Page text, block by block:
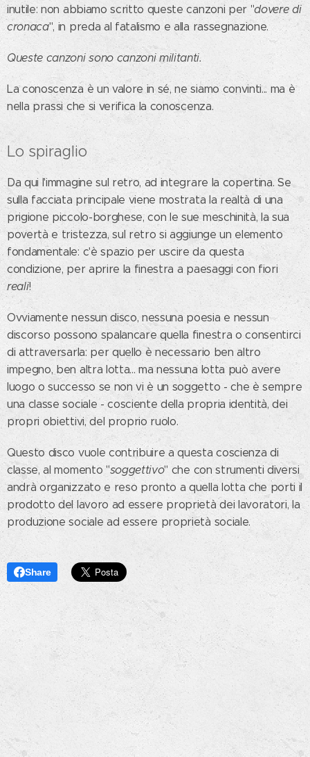
inutile: non abbiamo scritto queste canzoni per "dovere di
cronaca", in preda al fatalismo e alla rassegnazione.
Queste canzoni sono canzoni militanti.
La conoscenza è un valore in sé, ne siamo convinti... ma è
nella prassi che si verifica la conoscenza.
Lo spiraglio
Da qui l'immagine sul retro, ad integrare la copertina. Se
sulla facciata principale viene mostrata la realtà di una
prigione piccolo-borghese, con le sue meschinità, la sua
povertà e tristezza, sul retro si aggiunge un elemento
fondamentale: c'è spazio per uscire da questa
condizione, per aprire la finestra a paesaggi con fiori
reali!
Ovviamente nessun disco, nessuna poesia e nessun
discorso possono spalancare quella finestra o consentirci
di attraversarla: per quello è necessario ben altro
impegno, ben altra lotta... ma nessuna lotta può avere
luogo o successo se non vi è un soggetto - che è sempre
una classe sociale - cosciente della propria identità, dei
propri obiettivi, del proprio ruolo.
Questo disco vuole contribuire a questa coscienza di
classe, al momento "soggettivo" che con strumenti diversi
andrà organizzato e reso pronto a quella lotta che porti il
prodotto del lavoro ad essere proprietà dei lavoratori, la
produzione sociale ad essere proprietà sociale.
Share